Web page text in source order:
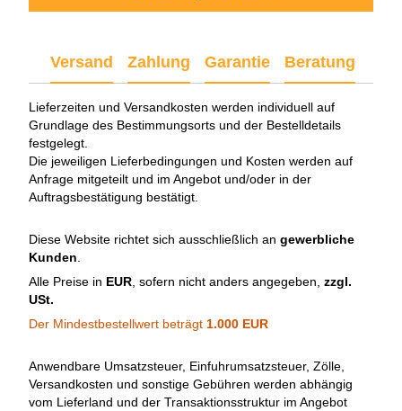
Versand Zahlung Garantie Beratung
Lieferzeiten und Versandkosten werden individuell auf
Grundlage des Bestimmungsorts und der Bestelldetails
festgelegt.
Die jeweiligen Lieferbedingungen und Kosten werden auf
Anfrage mitgeteilt und im Angebot und/oder in der
Auftragsbestätigung bestätigt.
Diese Website richtet sich ausschließlich an gewerbliche
Kunden
Alle Preise in EUR , sofern nicht anders angegeben, zzgl.
USt.
Der Mindestbestellwert beträgt 1.000 EUR
Anwendbare Umsatzsteuer, Einfuhrumsatzsteuer, Zölle,
Versandkosten und sonstige Gebühren werden abhängig
vom Lieferland und der Transaktionsstruktur im Angebot